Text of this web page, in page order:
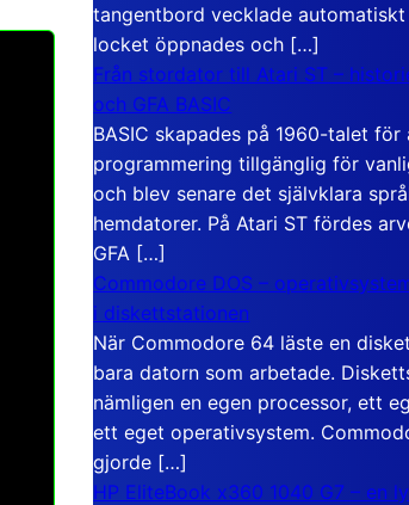
tangentbord vecklade
locket öppnades och […]
Från stordator till Atari ST –
och GFA BASIC
BASIC skapades på 1960-talet för
programmering tillgänglig för
och blev senare det självklara
hemdatorer. På Atari ST fördes
GFA […]
Commodore DOS –
i diskettstationen
När Commodore 64 läste en
bara datorn som arbetade.
nämligen en egen processor, ett
ett eget operativsystem.
gjorde […]
HP EliteBook x360 1040 G7 – en